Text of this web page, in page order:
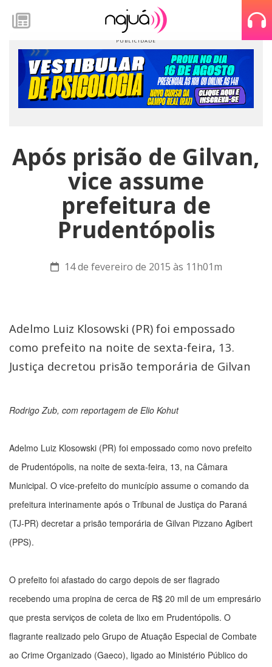
Após prisão de Gilvan,
vice assume
prefeitura de
Prudentópolis
14 de fevereiro de 2015 às 11h01m
Adelmo Luiz Klosowski (PR) foi empossado
como prefeito na noite de sexta-feira, 13.
Justiça decretou prisão temporária de Gilvan
Rodrigo Zub, com reportagem de Elio Kohut
Adelmo Luiz Klosowski (PR) foi empossado como novo prefeito
de Prudentópolis, na noite de sexta-feira, 13, na Câmara
Municipal. O vice-prefeito do município assume o comando da
prefeitura interinamente após o Tribunal de Justiça do Paraná
(TJ-PR) decretar a prisão temporária de Gilvan Pizzano Agibert
(PPS).
O prefeito foi afastado do cargo depois de ser flagrado
recebendo uma propina de cerca de R$ 20 mil de um empresário
que presta serviços de coleta de lixo em Prudentópolis. O
flagrante realizado pelo Grupo de Atuação Especial de Combate
ao Crime Organizado (Gaeco), ligado ao Ministério Público do